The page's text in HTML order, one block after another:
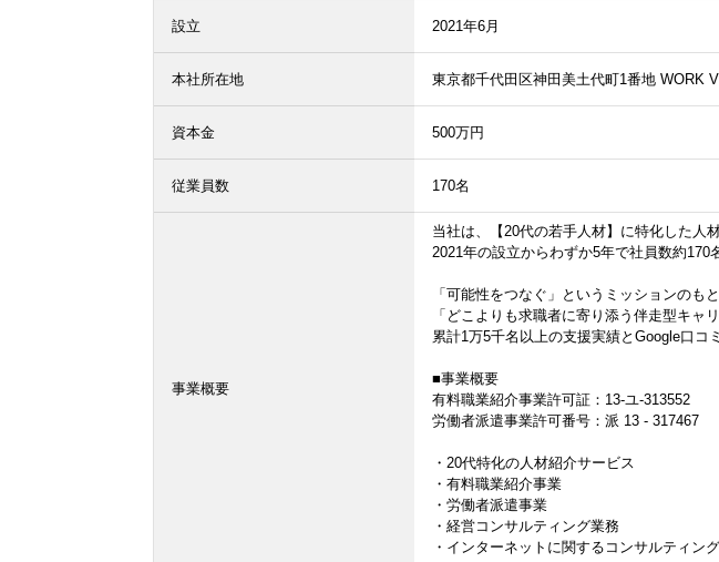
設立 2021年6月
本社所在地 東京都千代田区神田美土代町1番地 WORK
資本金 500万円
従業員数 170名
事業概要
当社は、【20代の若手人材】に特化した人
2021年の設立からわずか5年で社員数約170
「可能性をつなぐ」というミッションのもと
「どこよりも求職者に寄り添う伴走型キャ
累計1万5千名以上の支援実績とGoogle口コ
■事業概要
有料職業紹介事業許可証：13-ユ-313552
労働者派遣事業許可番号：派 13 - 317467
・20代特化の人材紹介サービス
・有料職業紹介事業
・労働者派遣事業
・経営コンサルティング業務
・インターネットに関するコンサルティング